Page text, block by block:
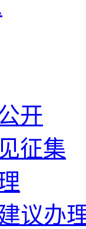
开
征集
议办